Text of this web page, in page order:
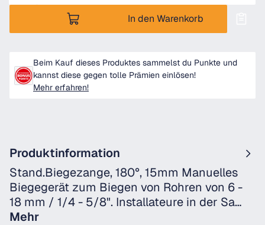
In den Warenkorb
Beim Kauf dieses Produktes sammelst du Punkte und
kannst diese gegen tolle Prämien einlösen!
Mehr erfahren!
Produktinformation
Stand.Biegezange, 180°, 15mm Manuelles
Biegegerät zum Biegen von Rohren von 6 -
18 mm / 1/4 - 5/8". Installateure in der Sa…
Mehr